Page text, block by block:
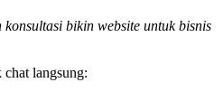
bikin website untuk bisnis
langsung: